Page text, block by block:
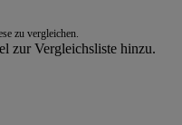
zu vergleichen.
zur Vergleichsliste hinzu.